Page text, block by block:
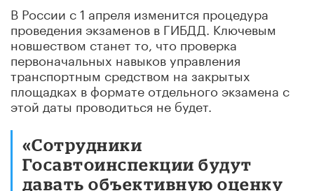
В России с 1 апреля изменится процедура
проведения экзаменов в ГИБДД. Ключевым
новшеством станет то, что проверка
первоначальных навыков управления
транспортным средством на закрытых
площадках в формате отдельного экзамена с
этой даты проводиться не будет.
«Сотрудники
Госавтоинспекции будут
давать объективную оценку